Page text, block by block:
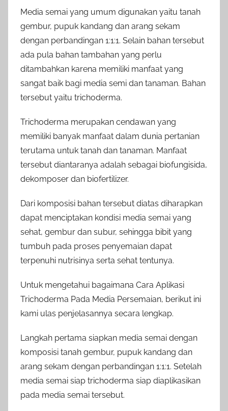
Media semai yang umum digunakan yaitu tanah
gembur, pupuk kandang dan arang sekam
dengan perbandingan 1:1:1. Selain bahan tersebut
ada pula bahan tambahan yang perlu
ditambahkan karena memiliki manfaat yang
sangat baik bagi media semi dan tanaman. Bahan
tersebut yaitu trichoderma.
Trichoderma merupakan cendawan yang
memiliki banyak manfaat dalam dunia pertanian
terutama untuk tanah dan tanaman. Manfaat
tersebut diantaranya adalah sebagai biofungisida,
dekomposer dan biofertilizer.
Dari komposisi bahan tersebut diatas diharapkan
dapat menciptakan kondisi media semai yang
sehat, gembur dan subur, sehingga bibit yang
tumbuh pada proses penyemaian dapat
terpenuhi nutrisinya serta sehat tentunya.
Untuk mengetahui bagaimana Cara Aplikasi
Trichoderma Pada Media Persemaian, berikut ini
kami ulas penjelasannya secara lengkap.
Langkah pertama siapkan media semai dengan
komposisi tanah gembur, pupuk kandang dan
arang sekam dengan perbandingan 1:1:1. Setelah
media semai siap trichoderma siap diaplikasikan
pada media semai tersebut.